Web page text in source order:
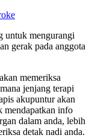
untuk mengurangi
gerak pada anggota
memeriksa
jenjang terapi
akupuntur akan
mendapatkan info
dalam anda, lebih
detak nadi anda.